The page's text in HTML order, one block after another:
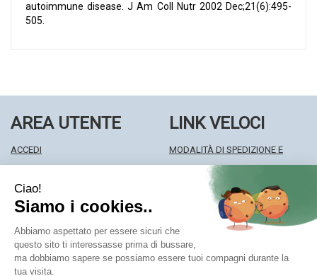
autoimmune disease. J Am Coll Nutr 2002 Dec;21(6):495-
505.
AREA UTENTE
ACCEDI
WISHLIST
ISCRIZIONE ALLA NEWSLETTER
LINK VELOCI
MODALITÀ DI SPEDIZIONE E
MODALITÀ DI PAGAMENTO
INFORMATIVA PRIVACY
CONDIZIONI DI VENDITA
Farmacia Centrale Srl